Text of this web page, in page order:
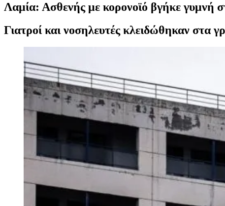
Λαμία: Ασθενής με κορονοϊό βγήκε γυμνή
Γιατροί και νοσηλευτές κλειδώθηκαν στα